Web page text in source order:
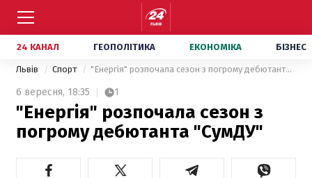
24 КАНАЛ ГЕОПОЛІТИКА ЕКОНОМІКА БІЗНЕС
Львів Спорт "Енергія" розпочала сезон з погрому дебютанта "СумДУ"
6 вересня, 18:35 1
"Енергія" розпочала сезон з
погрому дебютанта "СумДУ"